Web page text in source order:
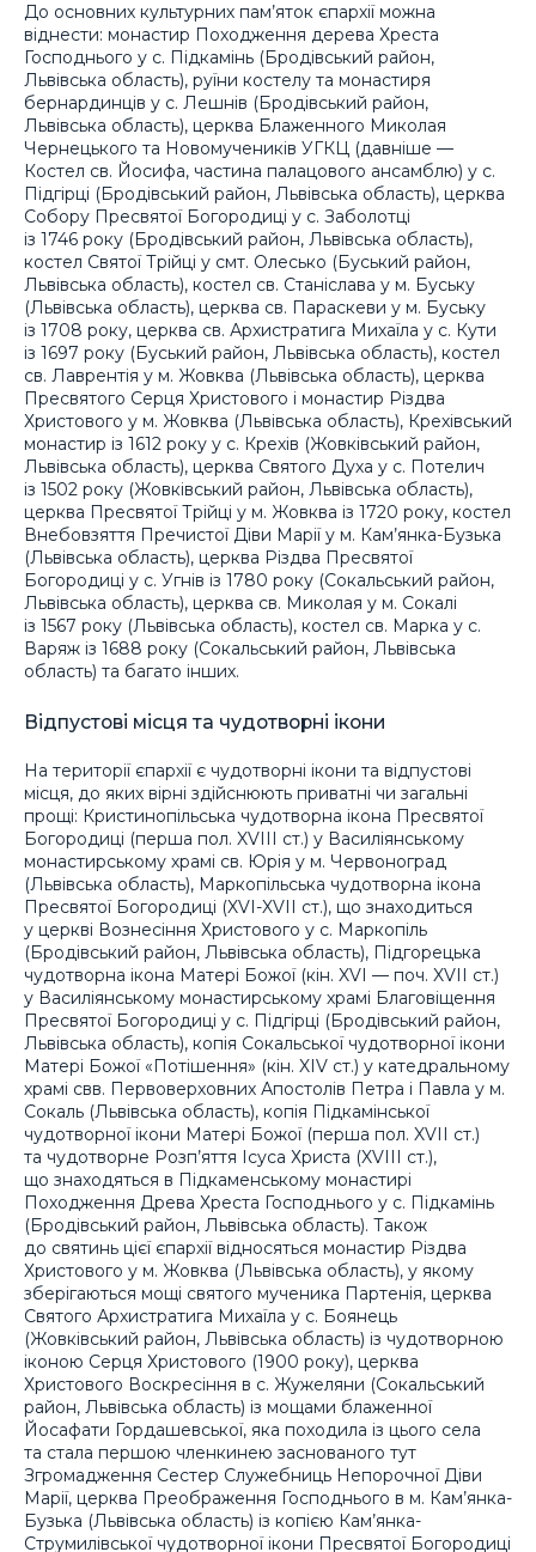
До основних культурних пам’яток єпархії можна
віднести: монастир Походження дерева Хреста
Господнього у с. Підкамінь (Бродівський район,
Львівська область), руїни костелу та монастиря
бернардинців у с. Лешнів (Бродівський район,
Львівська область), церква Блаженного Миколая
Чернецького та Новомучеників УГКЦ (давніше —
Костел св. Йосифа, частина палацового ансамблю) у с.
Підгірці (Бродівський район, Львівська область), церква
Собору Пресвятої Богородиці у с. Заболотці
із 1746 року (Бродівський район, Львівська область),
костел Святої Трійці у смт. Олесько (Буський район,
Львівська область), костел св. Станіслава у м. Буську
(Львівська область), церква св. Параскеви у м. Буську
із 1708 року, церква св. Архистратига Михаїла у с. Кути
із 1697 року (Буський район, Львівська область), костел
св. Лаврентія у м. Жовква (Львівська область), церква
Пресвятого Серця Христового і монастир Різдва
Христового у м. Жовква (Львівська область), Крехівський
монастир із 1612 року у с. Крехів (Жовківський район,
Львівська область), церква Святого Духа у с. Потелич
із 1502 року (Жовківський район, Львівська область),
церква Пресвятої Трійці у м. Жовква із 1720 року, костел
Внебовзяття Пречистої Діви Марії у м. Кам’янка-Бузька
(Львівська область), церква Різдва Пресвятої
Богородиці у с. Угнів із 1780 року (Сокальський район,
Львівська область), церква св. Миколая у м. Сокалі
із 1567 року (Львівська область), костел св. Марка у с.
Варяж із 1688 року (Сокальський район, Львівська
область) та багато інших.
Відпустові місця та чудотворні ікони
На території єпархії є чудотворні ікони та відпустові
місця, до яких вірні здійснюють приватні чи загальні
прощі: Кристинопільська чудотворна ікона Пресвятої
Богородиці (перша пол. XVIII ст.) у Василіянському
монастирському храмі св. Юрія у м. Червоноград
(Львівська область), Маркопільська чудотворна ікона
Пресвятої Богородиці (XVI-XVII ст.), що знаходиться
у церкві Вознесіння Христового у с. Маркопіль
(Бродівський район, Львівська область), Підгорецька
чудотворна ікона Матері Божої (кін. XVI — поч. XVII ст.)
у Василіянському монастирському храмі Благовіщення
Пресвятої Богородиці у с. Підгірці (Бродівський район,
Львівська область), копія Сокальської чудотворної ікони
Матері Божої «Потішення» (кін. XIV ст.) у катедральному
храмі свв. Первоверховних Апостолів Петра і Павла у м.
Сокаль (Львівська область), копія Підкамінської
чудотворної ікони Матері Божої (перша пол. XVII ст.)
та чудотворне Розп’яття Ісуса Христа (XVIII ст.),
що знаходяться в Підкаменському монастирі
Походження Древа Хреста Господнього у с. Підкамінь
(Бродівський район, Львівська область). Також
до святинь цієї єпархії відносяться монастир Різдва
Христового у м. Жовква (Львівська область), у якому
зберігаються мощі святого мученика Партенія, церква
Святого Архистратига Михаїла у с. Боянець
(Жовківський район, Львівська область) із чудотворною
іконою Серця Христового (1900 року), церква
Христового Воскресіння в с. Жужеляни (Сокальський
район, Львівська область) із мощами блаженної
Йосафати Гордашевської, яка походила із цього села
та стала першою членкинею заснованого тут
Згромадження Сестер Служебниць Непорочної Діви
Марії, церква Преображення Господнього в м. Кам’янка-
Бузька (Львівська область) із копією Кам’янка-
Струмилівської чудотворної ікони Пресвятої Богородиці